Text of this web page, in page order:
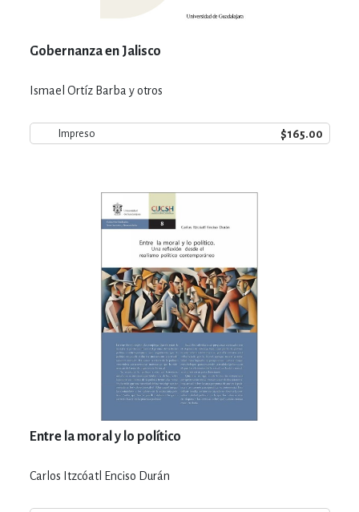
Gobernanza en Jalisco
Ismael Ortíz Barba y otros
Impreso $165.00
Entre la moral y lo político
Carlos Itzcóatl Enciso Durán